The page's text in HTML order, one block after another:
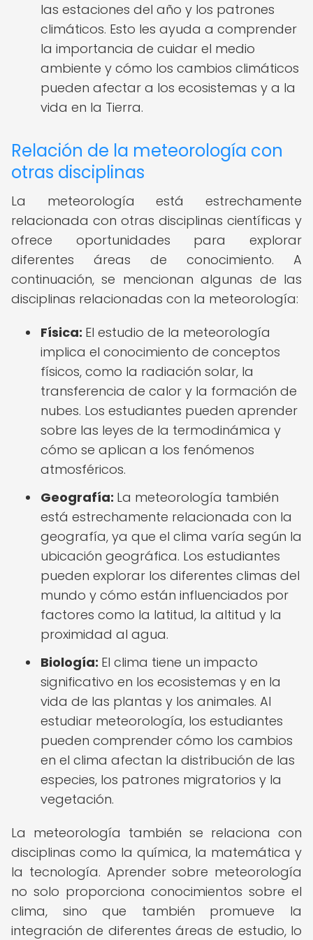
las estaciones del año y los patrones
climáticos. Esto les ayuda a comprender
la importancia de cuidar el medio
ambiente y cómo los cambios climáticos
pueden afectar a los ecosistemas y a la
vida en la Tierra.
Relación de la meteorología con
otras disciplinas
La meteorología está estrechamente
relacionada con otras disciplinas científicas y
ofrece oportunidades para explorar
diferentes áreas de conocimiento. A
continuación, se mencionan algunas de las
disciplinas relacionadas con la meteorología:
Física: El estudio de la meteorología
implica el conocimiento de conceptos
físicos, como la radiación solar, la
transferencia de calor y la formación de
nubes. Los estudiantes pueden aprender
sobre las leyes de la termodinámica y
cómo se aplican a los fenómenos
atmosféricos.
Geografía: La meteorología también
está estrechamente relacionada con la
geografía, ya que el clima varía según la
ubicación geográfica. Los estudiantes
pueden explorar los diferentes climas del
mundo y cómo están influenciados por
factores como la latitud, la altitud y la
proximidad al agua.
Biología: El clima tiene un impacto
significativo en los ecosistemas y en la
vida de las plantas y los animales. Al
estudiar meteorología, los estudiantes
pueden comprender cómo los cambios
en el clima afectan la distribución de las
especies, los patrones migratorios y la
vegetación.
La meteorología también se relaciona con
disciplinas como la química, la matemática y
la tecnología. Aprender sobre meteorología
no solo proporciona conocimientos sobre el
clima, sino que también promueve la
integración de diferentes áreas de estudio, lo